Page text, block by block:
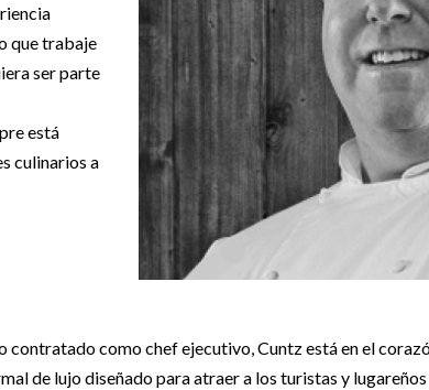
que trabaje
ser parte
está
culinarios a
como chef ejecutivo, Cuntz está en el
de lujo diseñado para atraer a los turistas y